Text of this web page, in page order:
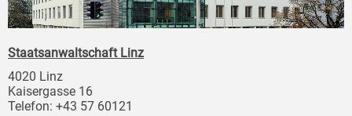
Staatsanwaltschaft Linz
4020 Linz
Kaisergasse 16
Telefon: +43 57 60121